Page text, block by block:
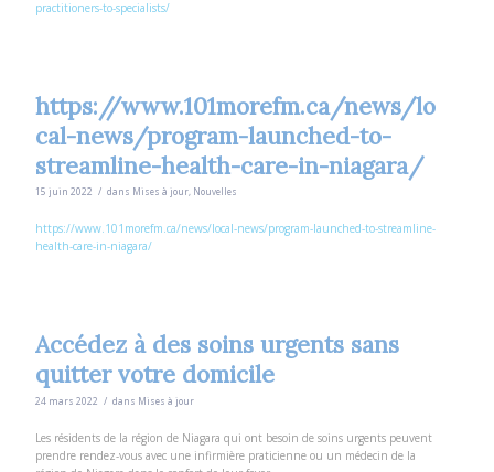
practitioners-to-specialists/
https://www.101morefm.ca/news/lo
cal-news/program-launched-to-
streamline-health-care-in-niagara/
15 juin 2022 / dans Mises à jour Nouvelles
https://www.101morefm.ca/news/local-news/program-launched-to-streamline-
health-care-in-niagara/
Accédez à des soins urgents sans
quitter votre domicile
24 mars 2022 / dans Mises à jour
Les résidents de la région de Niagara qui ont besoin de soins urgents peuvent
prendre rendez-vous avec une infirmière praticienne ou un médecin de la